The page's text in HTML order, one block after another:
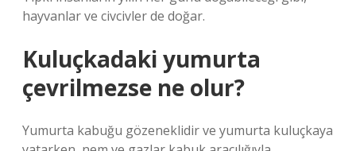
hayvanlar ve civcivler de doğar.
Kuluçkadaki yumurta
çevrilmezse ne olur?
Yumurta kabuğu gözeneklidir ve yumurta kuluçkaya